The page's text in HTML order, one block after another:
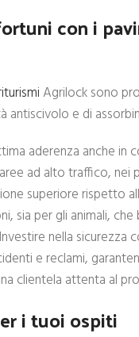
con i
Agrilock sono
antiscivolo e di
aderenza anche in
ad alto traffico, nei
superiore rispetto
sia per gli animali,
nella sicurezza
e reclami,
clientela attenta al
i tuoi ospiti